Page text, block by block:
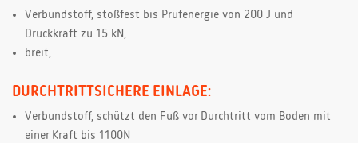
Verbundstoff, stoßfest bis Prüfenergie von 200 J und
Druckkraft zu 15 kN,
breit,
DURCHTRITTSICHERE EINLAGE:
Verbundstoff, schützt den Fuß vor Durchtritt vom Boden mit
einer Kraft bis 1100N